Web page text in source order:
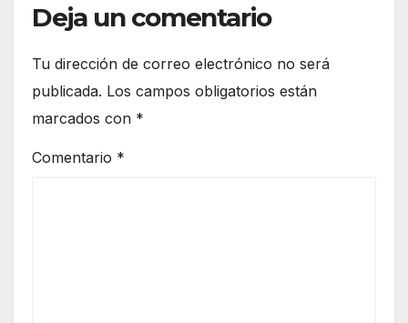
Deja un comentario
Tu dirección de correo electrónico no será
publicada. Los campos obligatorios están
marcados con *
Comentario *